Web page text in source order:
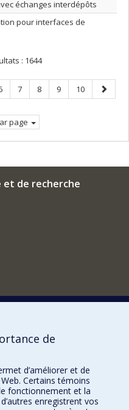
échanges interdépôts
pour interfaces de
: 1644
Page
7 Page
8 Page
9 Page
10
Page
page
de recherche
de
d’améliorer et de
Certains témoins
fonctionnement et la
enregistrent vos